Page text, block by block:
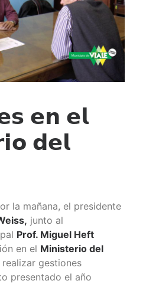
𝗲𝗻 𝗲𝗹
𝗱𝗲𝗹
la mañana, el presidente
junto al
Prof. Miguel Heft
en el Ministerio del
gestiones
presentado el año